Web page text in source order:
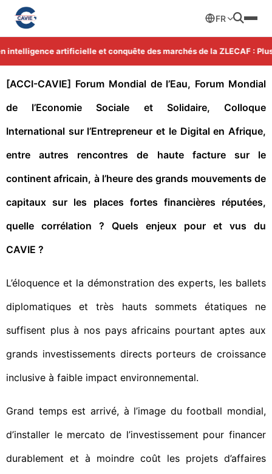
artificielle et conquête des marchés de la ZLECAF : Plus
FR
[ACCI-CAVIE] Forum Mondial de l’Eau, Forum Mondial
de l’Economie Sociale et Solidaire, Colloque
International sur l’Entrepreneur et le Digital en Afrique,
entre autres rencontres de haute facture sur le
continent africain, à l’heure des grands mouvements de
capitaux sur les places fortes financières réputées,
quelle corrélation ? Quels enjeux pour et vus du
CAVIE ?
L’éloquence et la démonstration des experts, les ballets
diplomatiques et très hauts sommets étatiques ne
suffisent plus à nos pays africains pourtant aptes aux
grands investissements directs porteurs de croissance
inclusive à faible impact environnemental.
Grand temps est arrivé, à l’image du football mondial,
d’installer le mercato de l’investissement pour financer
durablement et à moindre coût les projets d’affaires